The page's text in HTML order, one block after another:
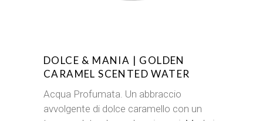
DOLCE & MANIA | GOLDEN
CARAMEL SCENTED WATER
Acqua Profumata. Un abbraccio
avvolgente di dolce caramello con un